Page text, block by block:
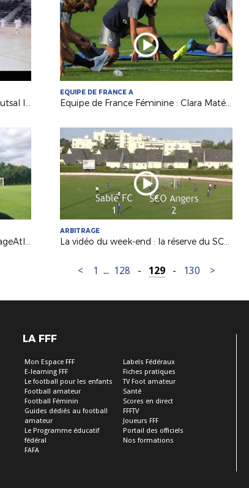
La rentrée du Nantes Métropole Futsal le 15/09 !
EQUIPE DE FRANCE A
Equipe de France Féminine : Clara Matéo, grande première en A !
Diego Carlos présent aux "FootStageAtlantique" 2018 !
ARBITRAGE
La vidéo du week-end : la réserve du SCO s’impose à Sablé (N3)
< 1 ... 128 - 129 - 130 >
LA FFF
Mon Espace FFF
E-learning FFF
Le football pour les enfants
Football amateur
Football Féminin
Guides dédiés au football
amateur
Le Programme éducatif
fédéral
FAFA
Labels Fédéraux
Fiches pratiques
TV Foot amateur
Santé
Scores en direct
FFFTV
Joueurs FFF
Portail des officiels
Nos formations